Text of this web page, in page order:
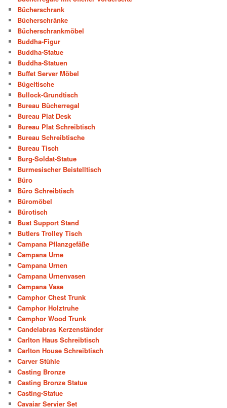
Bücherschrank
Bücherschränke
Bücherschrankmöbel
Buddha-Figur
Buddha-Statue
Buddha-Statuen
Buffet Server Möbel
Bügeltische
Bullock-Grundtisch
Bureau Bücherregal
Bureau Plat Desk
Bureau Plat Schreibtisch
Bureau Schreibtische
Bureau Tisch
Burg-Soldat-Statue
Burmesischer Beistelltisch
Büro
Büro Schreibtisch
Büromöbel
Bürotisch
Bust Support Stand
Butlers Trolley Tisch
Campana Pflanzgefäße
Campana Urne
Campana Urnen
Campana Urnenvasen
Campana Vase
Camphor Chest Trunk
Camphor Holztruhe
Camphor Wood Trunk
Candelabras Kerzenständer
Carlton Haus Schreibtisch
Carlton House Schreibtisch
Carver Stühle
Casting Bronze
Casting Bronze Statue
Casting-Statue
Cavaiar Servier Set